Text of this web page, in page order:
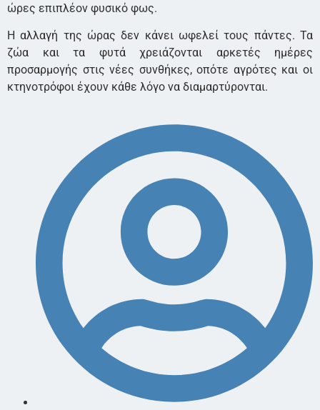
ώρες επιπλέον φυσικό φως.
Η αλλαγή της ώρας δεν κάνει ωφελεί τους πάντες. Τα
ζώα και τα φυτά χρειάζονται αρκετές ημέρες
προσαρμογής στις νέες συνθήκες, οπότε αγρότες και οι
κτηνοτρόφοι έχουν κάθε λόγο να διαμαρτύρονται.